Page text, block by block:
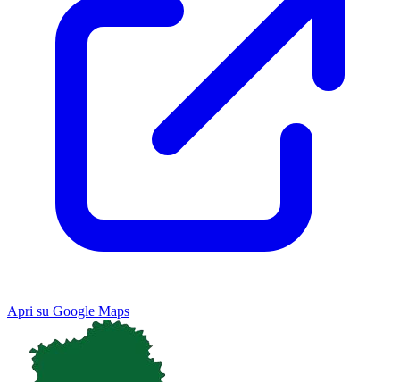
Apri su Google Maps
Map Satellite
Keyboard shortcuts